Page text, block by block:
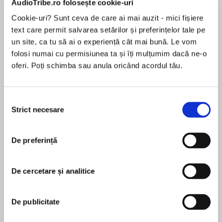
AudioTribe.ro folosește cookie-uri
Cookie-uri? Sunt ceva de care ai mai auzit - mici fișiere
text care permit salvarea setărilor și preferințelor tale pe
un site, ca tu să ai o experiență cât mai bună. Le vom
folosi numai cu permisiunea ta și îți mulțumim dacă ne-o
oferi. Poți schimba sau anula oricând acordul tău.
consimțământului
Strict necesare
De preferință
De cercetare și analitice
De publicitate
Desprecarte
NERVE-SHATTERING SUSPENSE FROM ONE
OF THE MOST ORIGINAL AND EXCITING NEW
From a broken childhood comes an unbreakable
In New York, when a routine investigation comes
Lucchesi takes leave from the NYPD and moves
with his wife and son to a quiet village on the
south-east coast of Ireland. But their lives are
torn apart when a young girl goes missing and
pentru această carte
Alex Barclay lives in County Cork, Ireland. She is